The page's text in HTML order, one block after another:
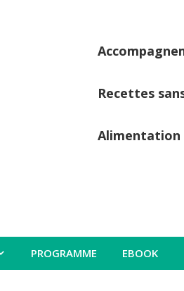
Recettes
Alimentation
PROGRAMME EBOOK